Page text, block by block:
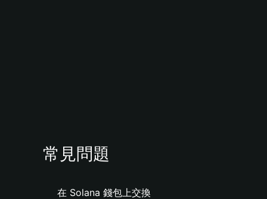
常見問題
在 Solana 錢包上交換